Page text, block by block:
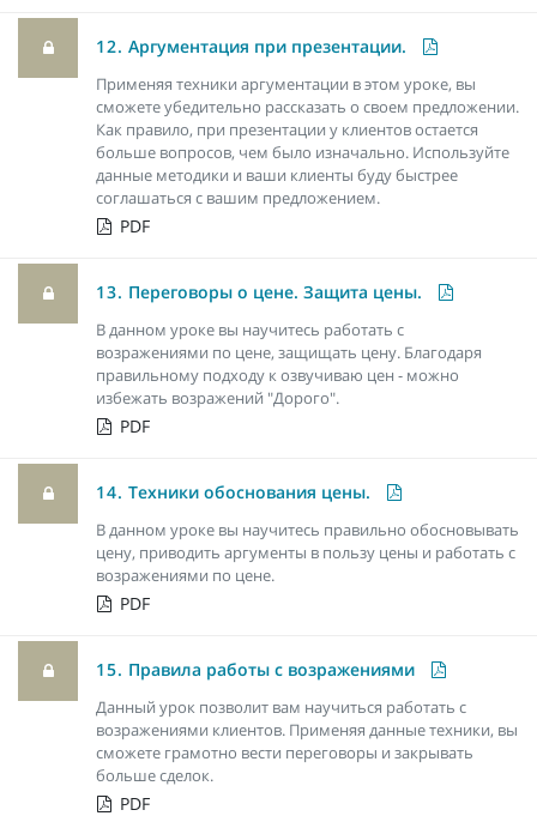
12. Аргументация при презентации.
Применяя техники аргументации в этом уроке, вы
сможете убедительно рассказать о своем предложении.
Как правило, при презентации у клиентов остается
больше вопросов, чем было изначально. Используйте
данные методики и ваши клиенты буду быстрее
соглашаться с вашим предложением.
PDF
13. Переговоры о цене. Защита цены.
В данном уроке вы научитесь работать с
возражениями по цене, защищать цену. Благодаря
правильному подходу к озвучиваю цен - можно
избежать возражений "Дорого".
PDF
14. Техники обоснования цены.
В данном уроке вы научитесь правильно обосновывать
цену, приводить аргументы в пользу цены и работать с
возражениями по цене.
PDF
15. Правила работы с возражениями
Данный урок позволит вам научиться работать с
возражениями клиентов. Применяя данные техники, вы
сможете грамотно вести переговоры и закрывать
больше сделок.
PDF